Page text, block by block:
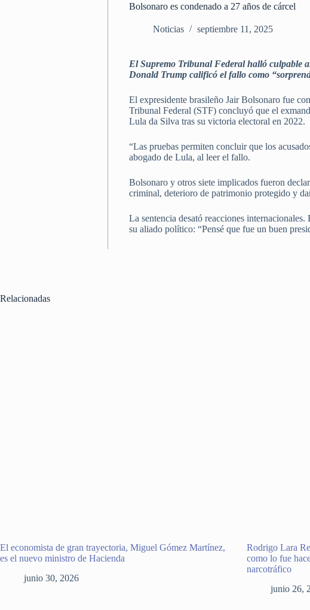
Bolsonaro es condenado a 27 años de cárcel
Noticias septiembre 11, 2025
El Supremo Tribunal Federal halló culpable
Donald Trump calificó el fallo como
El expresidente brasileño Jair Bolsonaro fue
Tribunal Federal (STF) concluyó que el
Lula da Silva tras su victoria electoral en 2022.
“Las pruebas permiten concluir que los
abogado de Lula, al leer el fallo.
Bolsonaro y otros siete implicados fueron
criminal, deterioro de patrimonio protegido y
La sentencia desató reacciones
su aliado político: “Pensé que fue un buen
Relacionadas
El economista de gran trayectoria, Miguel Gómez Martínez,
es el nuevo ministro de Hacienda
junio 30, 2026
Rodrigo Lara
como lo fue
narcotráfico
junio 26,